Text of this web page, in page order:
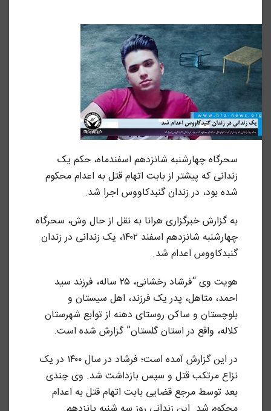
سحرگاه چهارشنبه شانزدهم اسفندماه، حکم یک
زندانی که پیشتر از بابت اتهام قتل به اعدام محکوم
شده بود، در زندان گنبدکاووس اجرا شد.
به گزارش خبرگزاری هرانا به نقل از حال وش، سحرگاه
چهارشنبه شانزدهم اسفند ۱۴۰۲، یک زندانی در زندان
گنبدکاووس اعدام شد.
هویت وی “فرشاد رخشانی، ۲۵ ساله، فرزند سید
احمد، متاهل، پدر یک فرزند، اهل سیستان و
بلوچستان و ساکن روستای دهنه از توابع شهرستان
کلاله، واقع در استان گلستان” گزارش شده است.
در این گزارش آمده است؛ فرشاد در سال ۱۴۰۰ در یک
نزاع مرتکب قتل و سپس بازداشت شد. وی چندی
بعد توسط مرجع قضایی بابت اتهام قتل به اعدام